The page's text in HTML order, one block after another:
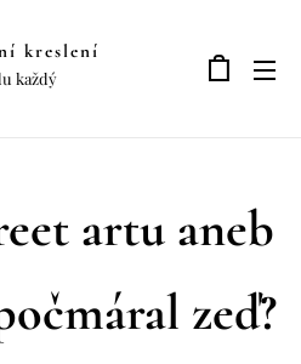
kreslení
každý
artu aneb
zeď?